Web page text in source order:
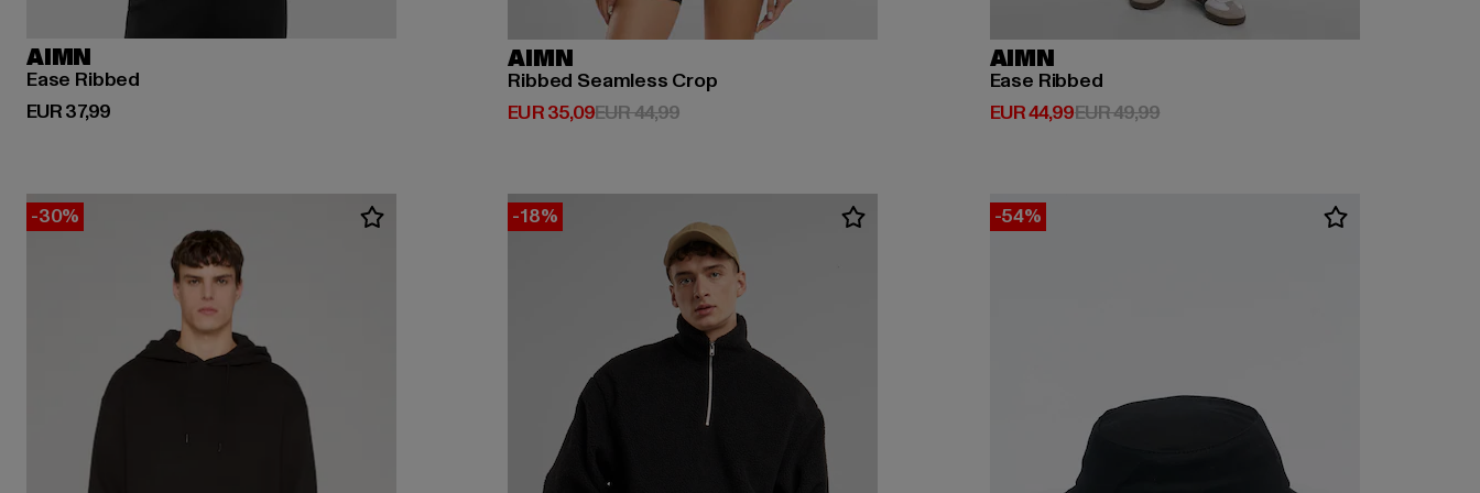
AIMN
Ease Ribbed
EUR 37,99
Derzeitiger Preis: EUR 37,99
AIMN
Ribbed Seamless Crop
EUR 35,09
Derzeitiger Preis: EUR 35,09
EUR 44,99Aktionspreis: EUR 44,99
AIMN
Ease Ribbed
EUR 44,99
Derzeitiger Preis: EUR 44,99
EUR 49,99Aktionspreis: EUR 49,99
-30% -18% -54%